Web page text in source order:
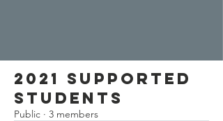
2021 Supported
Students
Public · 3 members